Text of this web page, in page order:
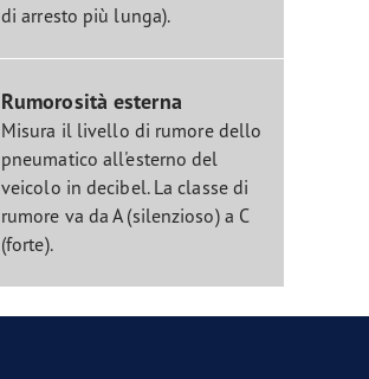
di arresto più lunga).
Rumorosità esterna
Misura il livello di rumore dello
pneumatico all'esterno del
veicolo in decibel. La classe di
rumore va da A (silenzioso) a C
(forte).